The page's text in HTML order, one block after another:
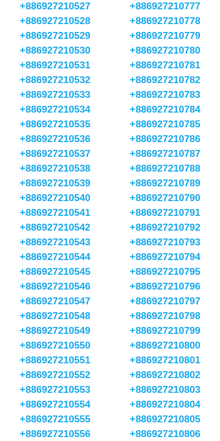
+886927210527
+886927210528
+886927210529
+886927210530
+886927210531
+886927210532
+886927210533
+886927210534
+886927210535
+886927210536
+886927210537
+886927210538
+886927210539
+886927210540
+886927210541
+886927210542
+886927210543
+886927210544
+886927210545
+886927210546
+886927210547
+886927210548
+886927210549
+886927210550
+886927210551
+886927210552
+886927210553
+886927210554
+886927210555
+886927210556
+886927210777
+886927210778
+886927210779
+886927210780
+886927210781
+886927210782
+886927210783
+886927210784
+886927210785
+886927210786
+886927210787
+886927210788
+886927210789
+886927210790
+886927210791
+886927210792
+886927210793
+886927210794
+886927210795
+886927210796
+886927210797
+886927210798
+886927210799
+886927210800
+886927210801
+886927210802
+886927210803
+886927210804
+886927210805
+886927210806